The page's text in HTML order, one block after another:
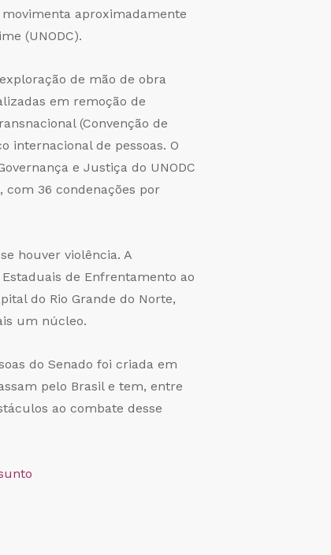
aproximadamente
(UNODC).
de mão de obra
em remoção de
(Convenção de
internacional de pessoas. O
e Justiça do UNODC
com 36 condenações por
houver violência. A
de Enfrentamento ao
do Rio Grande do Norte,
um núcleo.
do Senado foi criada em
pelo Brasil e tem, entre
ao combate desse